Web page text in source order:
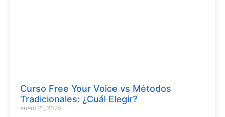
Curso Free Your Voice vs Métodos
Tradicionales: ¿Cuál Elegir?
enero 21, 2025